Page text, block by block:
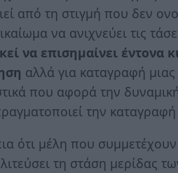
από τη στιγμή που δεν
να ανιχνεύει τις
να επισημαίνει έντονα
αλλά για καταγραφή
που αφορά την
την καταγραφή
ότι μέλη που
τη στάση